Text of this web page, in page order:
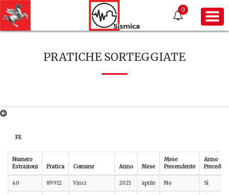
0
PRATICHE SORTEGGIATE
FE
Numero
Estrazioni
Pratica Comune Anno Mese
Mese
Precendente
Anno
40 89912 Vinci 2021 aprile No Sì